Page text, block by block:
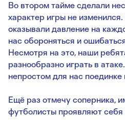
Во втором тайме сделали
характер игры не
оказывали давление на
нас обороняться и
Несмотря на это, наши
разнообразно играть в
непростом для нас
Ещё раз отмечу соперника,
футболисты проявляют себя